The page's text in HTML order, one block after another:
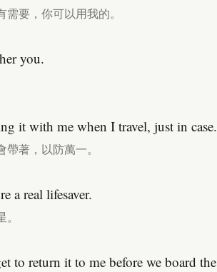
要，你可以用我的。
you.
it with me when I travel, just in case.
著，以防萬一。
a real lifesaver.
to return it to me before we board the